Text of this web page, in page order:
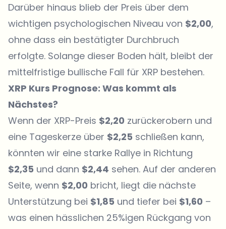
Darüber hinaus blieb der Preis über dem
wichtigen psychologischen Niveau von $2,00,
ohne dass ein bestätigter Durchbruch
erfolgte. Solange dieser Boden hält, bleibt der
mittelfristige bullische Fall für XRP bestehen.
XRP Kurs Prognose: Was kommt als
Nächstes?
Wenn der XRP-Preis $2,20 zurückerobern und
eine Tageskerze über $2,25 schließen kann,
könnten wir eine starke Rallye in Richtung
$2,35 und dann $2,44 sehen. Auf der anderen
Seite, wenn $2,00 bricht, liegt die nächste
Unterstützung bei $1,85 und tiefer bei $1,60 –
was einen hässlichen 25%igen Rückgang von